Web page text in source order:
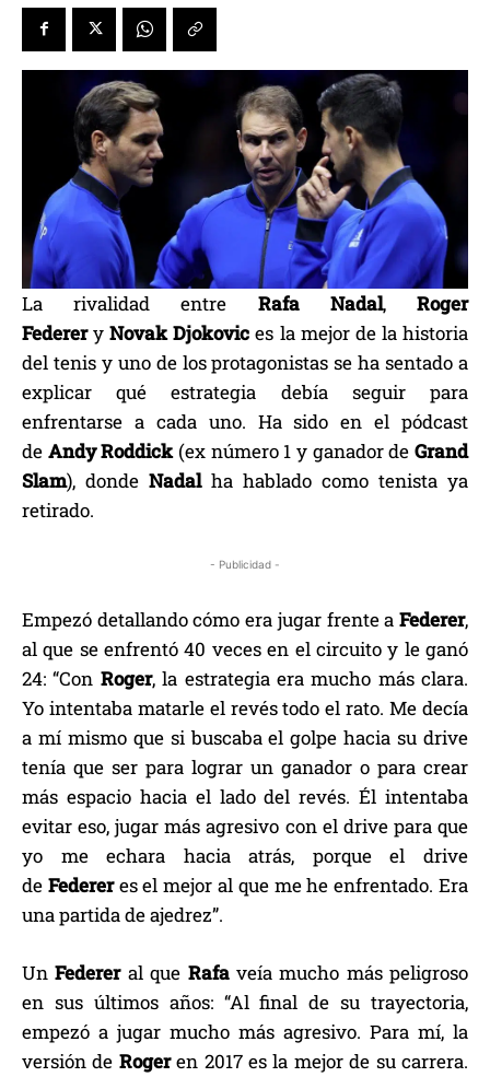
La rivalidad entre Rafa Nadal,Roger
FedereryNovak Djokovic es la mejor de la historia
del tenis y uno de los protagonistas se ha sentado a
explicar qué estrategia debía seguir para
enfrentarse a cada uno. Ha sido en el pódcast
de Andy Roddick (ex número 1 y ganador deGrand
Slam), donde Nadal ha hablado como tenista ya
retirado.
- Publicidad -
Empezó detallando cómo era jugar frente a Federer,
al que se enfrentó 40 veces en el circuito y le ganó
24: “Con Roger, la estrategia era mucho más clara.
Yo intentaba matarle el revés todo el rato. Me decía
a mí mismo que si buscaba el golpe hacia su drive
tenía que ser para lograr un ganador o para crear
más espacio hacia el lado del revés. Él intentaba
evitar eso, jugar más agresivo con el drive para que
yo me echara hacia atrás, porque el drive
de Federeres el mejor al que me he enfrentado. Era
una partida de ajedrez”.
UnFederer al que Rafa veía mucho más peligroso
en sus últimos años: “Al final de su trayectoria,
empezó a jugar mucho más agresivo. Para mí, la
versión de Rogeren 2017 es la mejor de su carrera.